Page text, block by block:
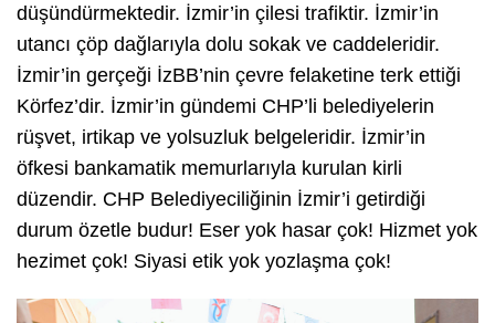
düşündürmektedir. İzmir’in çilesi trafiktir. İzmir’in
utancı çöp dağlarıyla dolu sokak ve caddeleridir.
İzmir’in gerçeği İzBB’nin çevre felaketine terk ettiği
Körfez’dir. İzmir’in gündemi CHP’li belediyelerin
rüşvet, irtikap ve yolsuzluk belgeleridir. İzmir’in
öfkesi bankamatik memurlarıyla kurulan kirli
düzendir. CHP Belediyeciliğinin İzmir’i getirdiği
durum özetle budur! Eser yok hasar çok! Hizmet yok
hezimet çok! Siyasi etik yok yozlaşma çok!